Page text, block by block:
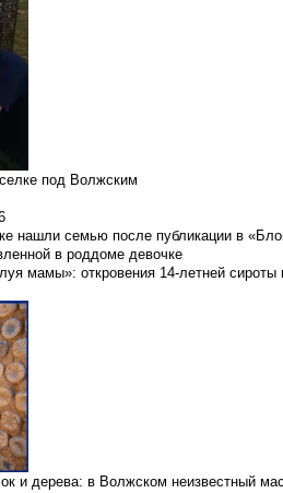
под Волжским
нашли семью после публикации в
в роддоме девочке
мамы»: откровения 14-летней сироты
и дерева: в Волжском неизвестный